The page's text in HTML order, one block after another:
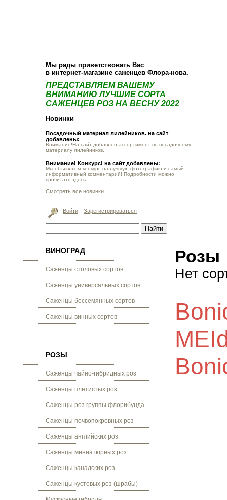
Мы рады приветствовать Вас
в интернет-магазине саженцев Флора-нова.
ПРЕДСТАВЛЯЕМ ВАШЕМУ
ВНИМАНИЮ ЛУЧШИЕ СОРТА
САЖЕНЦЕВ РОЗ НА ВЕСНУ 2022
Новинки
Посадочный материал лилейников. на сайт
добавлены:
Внимание!На сайт добавлен ассортимент по посадочному
материалу лилейников.
Внимание! Конкурс! на сайт добавлены:
Мы объявляем конкурс на лучшую фотографию и самый
информативный комментарий! Подробности можно
прочитать здесь
Смотреть все новинки
Войти Зарегистрироваться
ВИНОГРАД
Саженцы столовых сортов
Саженцы универсальных сортов
Саженцы бессемянных сортов
Саженцы винных сортов
РОЗЫ
Саженцы чайно-гибридных роз
Саженцы плетистых роз
Саженцы роз группы флорибунда
Саженцы почвопокровных роз
Саженцы английских роз
Саженцы миниатюрных роз
Саженцы канадских роз
Саженцы кустовых роз (шрабы)
Розы
Нет